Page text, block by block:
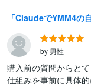
by 男性
購入前の質問からと
仕組みを事前に具体